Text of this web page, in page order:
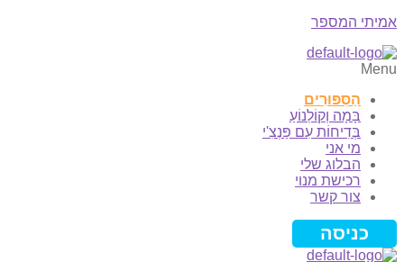
אמיתי המספר
Menu
הַסִּפּוּרִים
בָּמָה וְקוֹלְנוֹעַ
בְּדִיחוֹת עִם פַּנְצִ'י
מי אני
הבלוג שלי
רכישת מנוי
צור קשר
כניסה